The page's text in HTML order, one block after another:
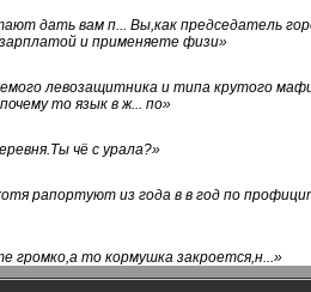
дать вам п... Вы,как председатель
и применяете физи»
левозащитника и типа крутого
то язык в ж... по»
чё с урала?»
рапортуют из года в в год по
громко,а то кормушка закроется,н...»